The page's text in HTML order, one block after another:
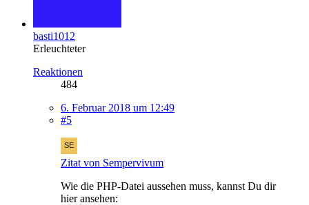
basti1012
Erleuchteter
Reaktionen
484
6. Februar 2018 um 12:49
#5
Zitat von Sempervivum
Wie die PHP-Datei aussehen muss, kannst Du dir
hier ansehen: